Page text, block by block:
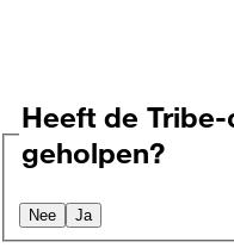
Heeft de
geholpen?
Nee Ja